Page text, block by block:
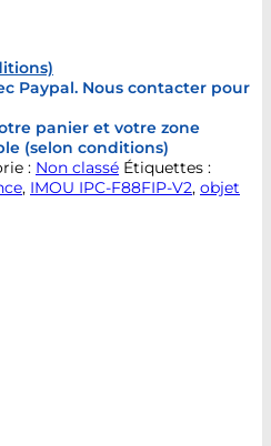
Paypal. Nous contacter pour
panier et votre zone
(selon conditions)
: Non classé Étiquettes :
, IMOU IPC-F88FIP-V2, objet